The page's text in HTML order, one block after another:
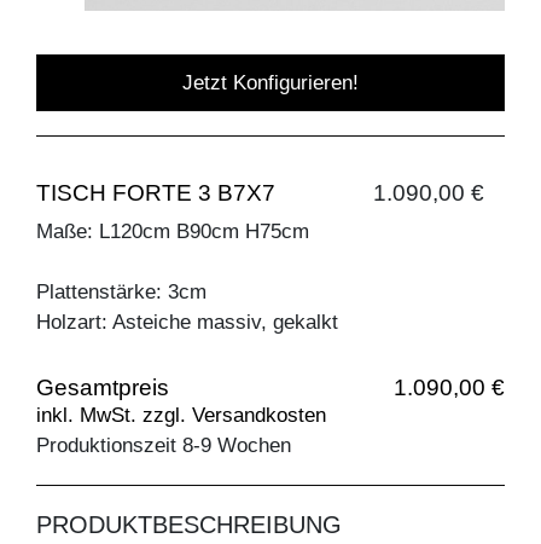
Jetzt Konfigurieren!
TISCH FORTE 3 B7X7 1.090,00 €
Maße: L120cm B90cm H75cm
Plattenstärke: 3cm
Holzart: Asteiche massiv, gekalkt
Gesamtpreis 1.090,00 €
inkl. MwSt. zzgl. Versandkosten
Produktionszeit 8-9 Wochen
PRODUKTBESCHREIBUNG